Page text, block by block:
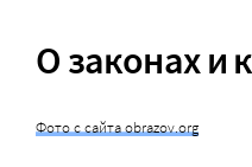
О законах и
Фото с сайта obrazov.org